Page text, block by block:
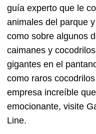
guía experto que le
animales del parque
como sobre algunos
caimanes y
gigantes en el
como raros
empresa increíble
emocionante, visite
Line.